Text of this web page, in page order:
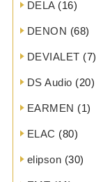
DELA(16)
DENON (68)
DEVIALET (7)
DS Audio (20)
EARMEN (1)
ELAC (80)
elipson (30)